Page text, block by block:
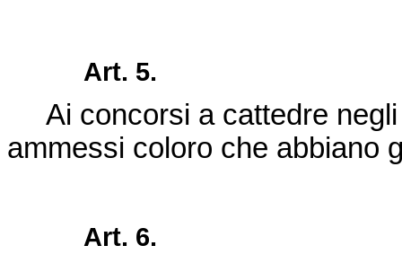
Art. 5.
Ai concorsi a cattedre negli
ammessi coloro che abbiano
Art. 6.